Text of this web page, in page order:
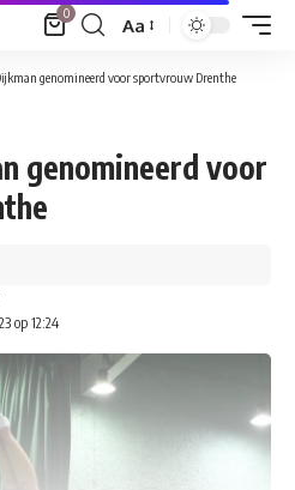
0
Font
Resizer
Aa
genomineerd voor sportvrouw Drenthe
genomineerd voor
op 12:24